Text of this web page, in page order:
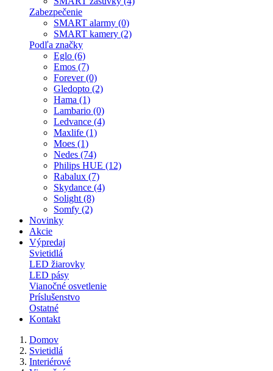
Zabezpečenie
SMART alarmy (0)
SMART kamery (2)
Podľa značky
Eglo (6)
Emos (7)
Forever (0)
Gledopto (2)
Hama (1)
Lambario (0)
Ledvance (4)
Maxlife (1)
Moes (1)
Nedes (74)
Philips HUE (12)
Rabalux (7)
Skydance (4)
Solight (8)
Somfy (2)
Novinky
Akcie
Výpredaj
Svietidlá
LED žiarovky
LED pásy
Vianočné osvetlenie
Príslušenstvo
Ostatné
Kontakt
Domov
Svietidlá
Interiérové